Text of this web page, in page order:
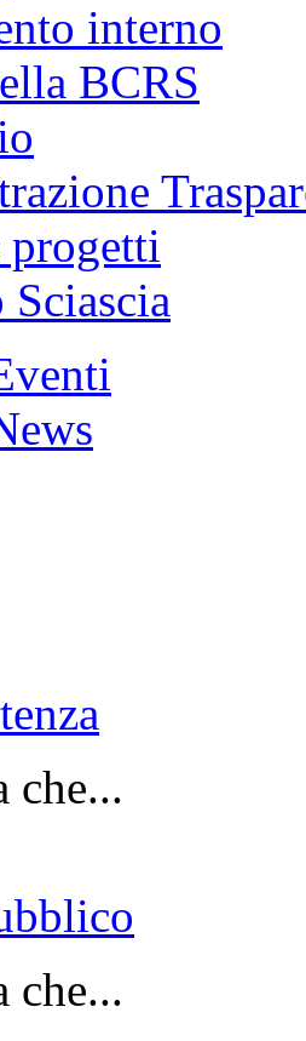
interno
BCRS
che...
che...